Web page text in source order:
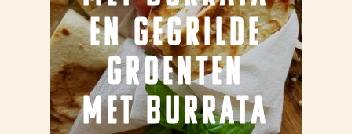
EN GEGRILDE
GROENTEN
MET BURRATA